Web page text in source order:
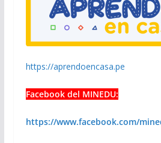
https://aprendoencasa.pe
Facebook del MINEDU:
https://www.facebook.com/